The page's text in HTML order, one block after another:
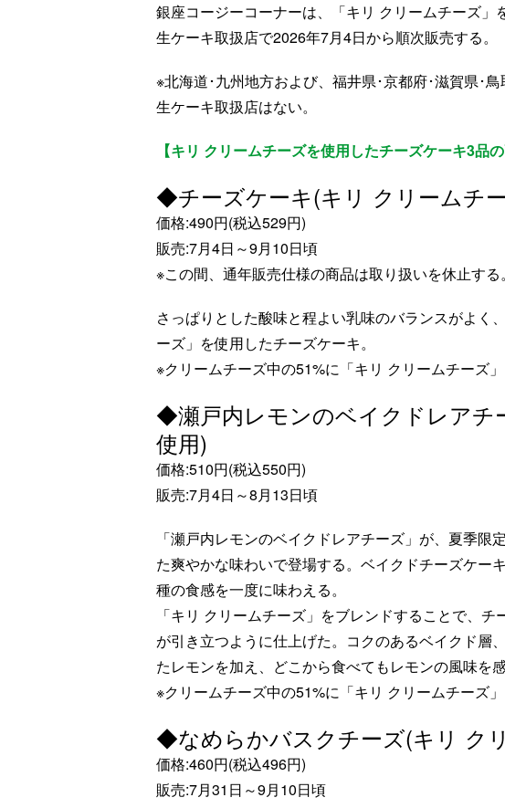
銀座コージーコーナーは、「キリ クリームチーズ
生ケーキ取扱店で2026年7月4日から順次販売する。
※北海道･九州地方および、福井県･京都府･滋賀県･
生ケーキ取扱店はない。
【キリ クリームチーズを使用したチーズケーキ3品
◆チーズケーキ(キリ クリームチ
価格:490円(税込529円)
販売:7月4日～9月10日頃
※この間、通年販売仕様の商品は取り扱いを休止する。
さっぱりとした酸味と程よい乳味のバランスがよく
ーズ」を使用したチーズケーキ。
※クリームチーズ中の51%に「キリ クリームチーズ」
◆瀬戸内レモンのベイクドレアチ
使用)
価格:510円(税込550円)
販売:7月4日～8月13日頃
「瀬戸内レモンのベイクドレアチーズ」が、夏季限
た爽やかな味わいで登場する。ベイクドチーズケー
種の食感を一度に味わえる。
「キリ クリームチーズ」をブレンドすることで、
が引き立つように仕上げた。コクのあるベイクド層
たレモンを加え、どこから食べてもレモンの風味を
※クリームチーズ中の51%に「キリ クリームチーズ」
◆なめらかバスクチーズ(キリ ク
価格:460円(税込496円)
販売:7月31日～9月10日頃